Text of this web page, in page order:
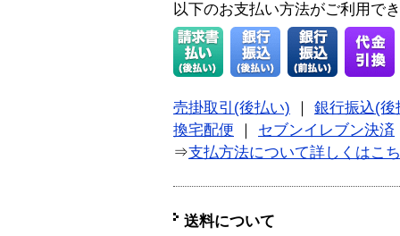
以下のお支払い方法がご利用で
売掛取引(後払い)
銀行振込(後
換宅配便
セブンイレブン決済
⇒支払方法について詳しくはこ
送料について